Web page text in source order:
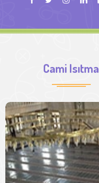
Cami Isıtma